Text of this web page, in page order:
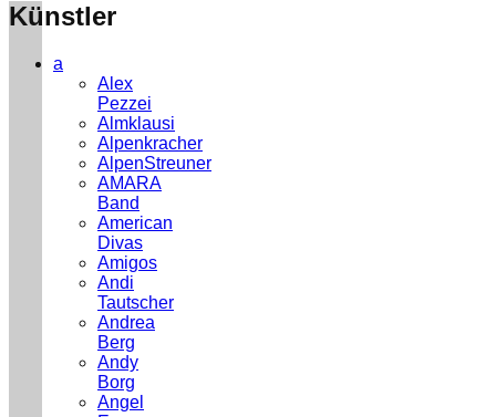
Künstler
a
Alex
Pezzei
Almklausi
Alpenkracher
AlpenStreuner
AMARA
Band
American
Divas
Amigos
Andi
Tautscher
Andrea
Berg
Andy
Borg
Angel